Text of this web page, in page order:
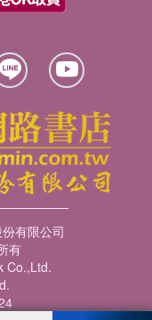
有限公司
有
Co.,Ltd.